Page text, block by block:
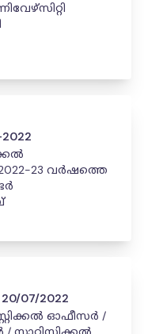
23 വർഷത്തെ
20/07/2022
ഓഫീസർ /